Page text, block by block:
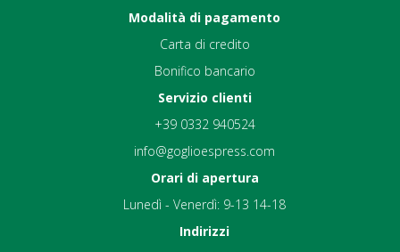
Modalità di pagamento
Carta di credito
Bonifico bancario
Servizio clienti
+39 0332 940524
info@goglioespress.com
Orari di apertura
Lunedì - Venerdì: 9-13 14-18
Indirizzi